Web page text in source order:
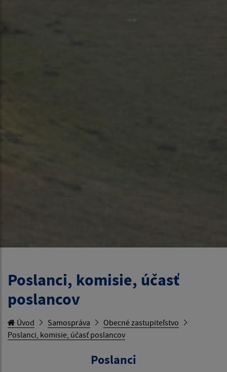
Poslanci, komisie, účasť
poslancov
Úvod Samospráva
Obecné zastupiteľstvo
Poslanci, komisie, účasť poslancov
Poslanci